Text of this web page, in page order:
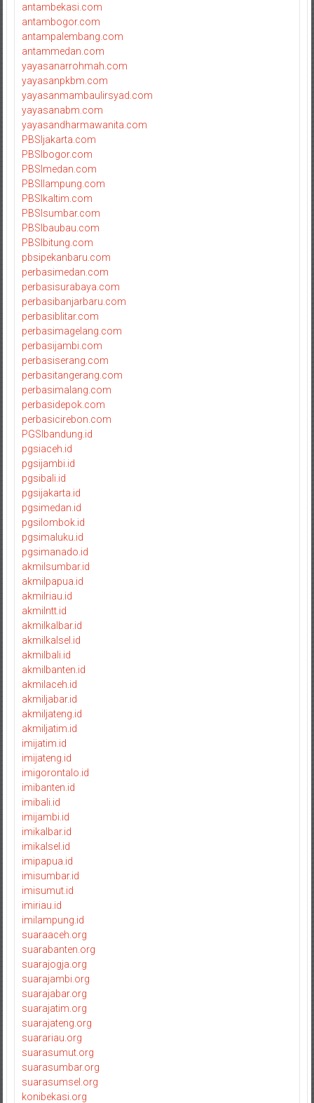
antambekasi.com
antambogor.com
antampalembang.com
antammedan.com
yayasanarrohmah.com
yayasanpkbm.com
yayasanmambaulirsyad.com
yayasanabm.com
yayasandharmawanita.com
PBSIjakarta.com
PBSIbogor.com
PBSImedan.com
PBSIlampung.com
PBSIkaltim.com
PBSIsumbar.com
PBSIbaubau.com
PBSIbitung.com
pbsipekanbaru.com
perbasimedan.com
perbasisurabaya.com
perbasibanjarbaru.com
perbasiblitar.com
perbasimagelang.com
perbasijambi.com
perbasiserang.com
perbasitangerang.com
perbasimalang.com
perbasidepok.com
perbasicirebon.com
PGSIbandung.id
pgsiaceh.id
pgsijambi.id
pgsibali.id
pgsijakarta.id
pgsimedan.id
pgsilombok.id
pgsimaluku.id
pgsimanado.id
akmilsumbar.id
akmilpapua.id
akmilriau.id
akmilntt.id
akmilkalbar.id
akmilkalsel.id
akmilbali.id
akmilbanten.id
akmilaceh.id
akmiljabar.id
akmiljateng.id
akmiljatim.id
imijatim.id
imijateng.id
imigorontalo.id
imibanten.id
imibali.id
imijambi.id
imikalbar.id
imikalsel.id
imipapua.id
imisumbar.id
imisumut.id
imiriau.id
imilampung.id
suaraaceh.org
suarabanten.org
suarajogja.org
suarajambi.org
suarajabar.org
suarajatim.org
suarajateng.org
suarariau.org
suarasumut.org
suarasumbar.org
suarasumsel.org
konibekasi.org